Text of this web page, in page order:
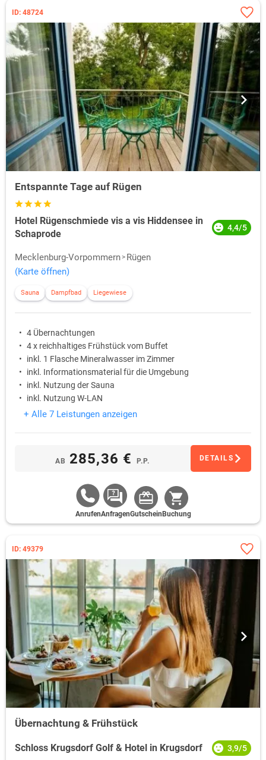
ID: 48724
Entspannte Tage auf Rügen
Hotel Rügenschmiede vis a vis Hiddensee in
Schaprode
4,4/5
Mecklenburg-Vorpommern
Rügen
(Karte öffnen)
Sauna Dampfbad Liegewiese
4 Übernachtungen
4 x reichhaltiges Frühstück vom Buffet
inkl. 1 Flasche Mineralwasser im Zimmer
inkl. Informationsmaterial für die Umgebung
inkl. Nutzung der Sauna
inkl. Nutzung W-LAN
+ Alle 7 Leistungen anzeigen
AB 285,36 € P.P. DETAILS
AnrufenAnfragenGutschein Buchung
ID: 49379
Übernachtung & Frühstück
Schloss Krugsdorf Golf & Hotel in Krugsdorf 3,9/5